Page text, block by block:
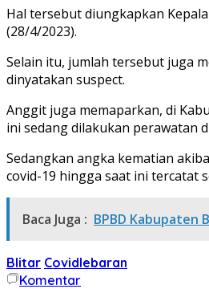
Hal tersebut diungkapkan
(28/4/2023).
Selain itu, jumlah tersebut juga
dinyatakan suspect.
Anggit juga memaparkan, di
ini sedang dilakukan perawatan
Sedangkan angka kematian
covid-19 hingga saat ini tercatat
Baca Juga : BPBD Kabupaten
Blitar Covidlebaran
Komentar